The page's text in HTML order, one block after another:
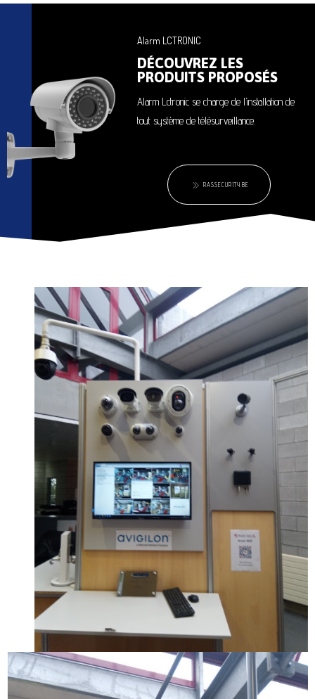
Alarm LCTRONIC
DÉCOUVREZ LES
PRODUITS PROPOSÉS
Alarm Lctronic se charge de l’installation de
tout système de télésurveillance.
RASSECURITY.BE